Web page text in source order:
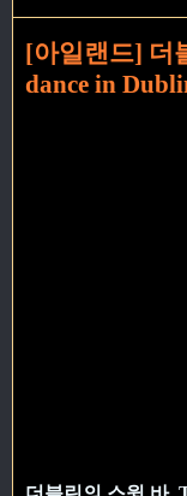
[아일랜드] 더
dance in